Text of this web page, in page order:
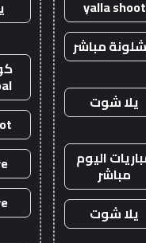
yalla shoot
مباشر
يلا شوت
اليوم
مباشر
يلا شوت